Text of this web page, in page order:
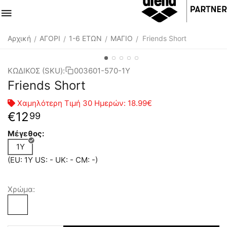
Αρχική / ΑΓΟΡΙ / 1-6 ΕΤΩΝ / ΜΑΓΙΟ / Friends Short
ΚΩΔΙΚΟΣ (SKU): 003601-570-1Y
Friends Short
Χαμηλότερη Τιμή 30 Ημερών: 18.99€
€1299
Μέγεθος:
1Y
(EU: 1Y US: - UK: - CM: -)
Χρώμα: